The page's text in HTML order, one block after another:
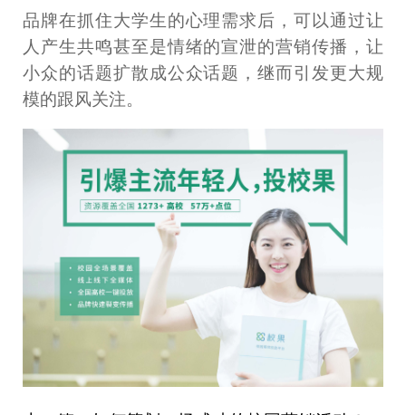
品牌在抓住大学生的心理需求后，可以通过让
人产生共鸣甚至是情绪的宣泄的营销传播，让
小众的话题扩散成公众话题，继而引发更大规
模的跟风关注。